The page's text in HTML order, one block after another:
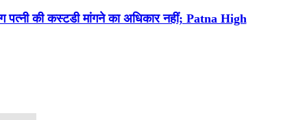
पत्नी की कस्टडी मांगने का अधिकार नहीं; Patna High